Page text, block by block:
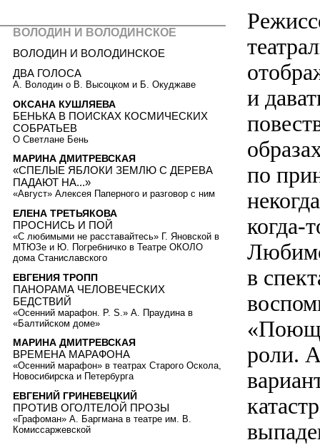
и
по
когда-
в
роли.
ВОЛОДИН И ВОЛОДИНСКОЕ
ВОЛОДИН И ВОЛОДИНСКОЕ
ДВА ГОЛОСА
А. Володин о В. Высоцком и Б. Окуджаве
ОКСАНА КУШЛЯЕВА
БЕНЬКА В ПОИСКАХ КОСМИЧЕСКИХ
СОБРАТЬЕВ
О Светлане Бень
МАРИНА ДМИТРЕВСКАЯ
«СПЕЛЫЕ ЯБЛОКИ ЗЕМЛЮ С ДЕРЕВА
ПАДАЮТ НА...»
«Август» Алексея Паперного и разговор с ним
ЕЛЕНА ТРЕТЬЯКОВА
ПРОСНИСЬ И ПОЙ
«С любимыми не расставайтесь» Г. Яновской в
МТЮЗе и Ю. Погребничко в Театре ОКОЛО
дома Станиславского
ЕВГЕНИЯ ТРОПП
ПАНОРАМА ЧЕЛОВЕЧЕСКИХ
БЕДСТВИЙ
«Осенний марафон. P. S.» А. Праудина в
«Балтийском доме»
МАРИНА ДМИТРЕВСКАЯ
ВРЕМЕНА МАРАФОНА
«Осенний марафон» в театрах Старого Оскола,
Новосибирска и Петербурга
ЕВГЕНИЙ ГРИНЕВЕЦКИЙ
ПРОТИВ ОГОЛТЕЛОЙ ПРОЗЫ
«Графоман» А. Баргмана в театре им. В.
Комиссаржевской